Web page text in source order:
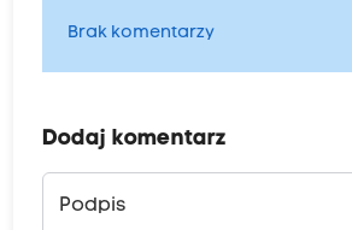
Brak komentarzy
Dodaj komentarz
Podpis